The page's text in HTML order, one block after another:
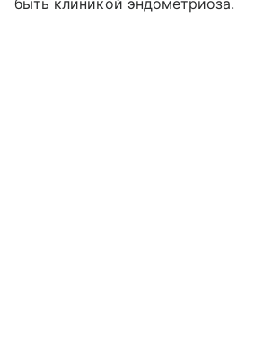
быть клиникой эндометриоза.